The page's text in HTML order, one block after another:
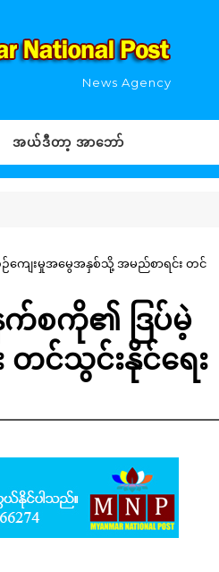
News Agency
အယ်ဒီတာ့ အာဘော်
ကျေးမှုအမွေအနှစ်သို့ အမည်စာရင်း တင်
က်စကို၏ ဒြပ်မဲ့
င်သွင်းနိုင်ရေး